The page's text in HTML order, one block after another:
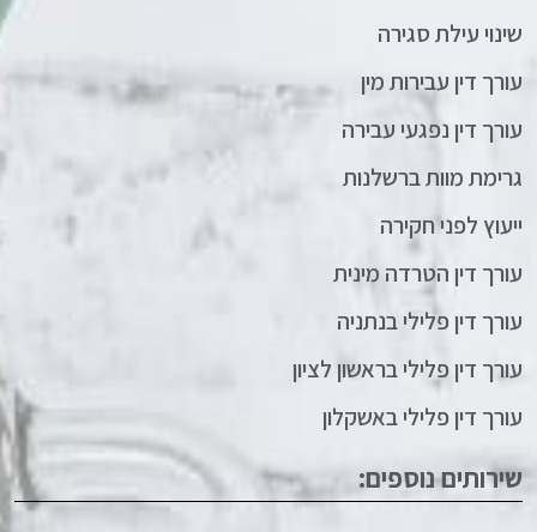
שינוי עילת סגירה
עורך דין עבירות מין
עורך דין נפגעי עבירה
גרימת מוות ברשלנות
ייעוץ לפני חקירה
עורך דין הטרדה מינית
עורך דין פלילי בנתניה
עורך דין פלילי בראשון לציון
עורך דין פלילי באשקלון
שירותים נוספים: